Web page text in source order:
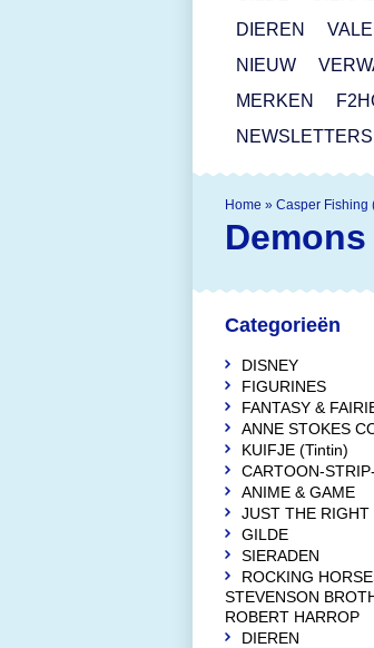
DIEREN
NIEUW
MERKEN
NEWSLETTERS
Home » Casper Fishing
Categorieën
DISNEY
FIGURINES
FANTASY &
ANNE STOKES
KUIFJE (Tintin)
CARTOON-
ANIME & GAME
JUST THE RIGHT
GILDE
SIERADEN
ROCKING
STEVENSON
ROBERT HARROP
DIEREN